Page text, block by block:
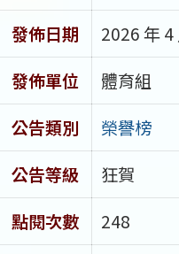
發佈日期
2026 年 4
發佈單位
體育組
公告類別
榮譽榜
公告等級
狂賀
點閱次數
248